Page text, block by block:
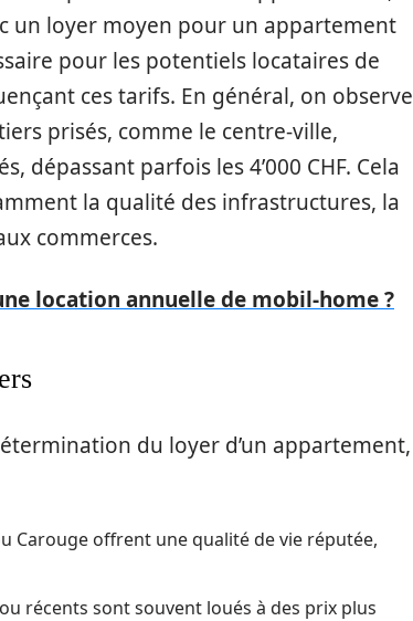
un loyer moyen pour un appartement
pour les potentiels locataires de
ces tarifs. En général, on observe
prisés, comme le centre-ville,
dépassant parfois les 4’000 CHF. Cela
la qualité des infrastructures, la
commerces.
location annuelle de mobil-home ?
du loyer d’un appartement,
Carouge offrent une qualité de vie réputée,
récents sont souvent loués à des prix plus